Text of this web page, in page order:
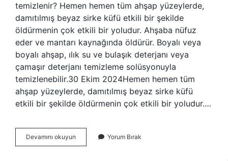
temizlenir? Hemen hemen tüm ahşap yüzeylerde,
damıtılmış beyaz sirke küfü etkili bir şekilde
öldürmenin çok etkili bir yoludur. Ahşaba nüfuz
eder ve mantarı kaynağında öldürür. Boyalı veya
boyalı ahşap, ılık su ve bulaşık deterjanı veya
çamaşır deterjanı temizleme solüsyonuyla
temizlenebilir.30 Ekim 2024Hemen hemen tüm
ahşap yüzeylerde, damıtılmış beyaz sirke küfü
etkili bir şekilde öldürmenin çok etkili bir yoludur.…
Devamını okuyun
Küf
Yorum Bırak